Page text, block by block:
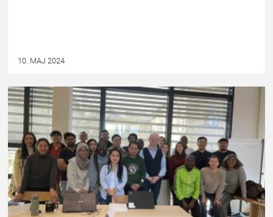
10. MAJ 2024
PRESSEMEDDELELSE